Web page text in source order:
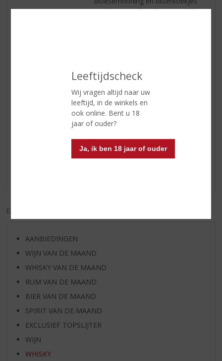
Leeftijdscheck
Wij vragen altijd naar uw
leeftijd, in de winkels en
ook online. Bent u 18
jaar of ouder?
Ja, ik ben 18 jaar of ouder
met hints van kamille en venkel
lagen witte chocolade, panettone
en nootmuskaat vervagen in
verwarmende gemberkruiden
Reviews
Schrijf een review
EXCL. BTW
AANBIEDINGEN
WIJN VAN DE MAAND
WHISKY VAN DE MAAND
RUM VAN DE MAAND
BIER VAN DE MAAND
SPIRIT VAN DE MAAND
EXCLUSIEF TOPSLIJTER
WIJN
WHISKY